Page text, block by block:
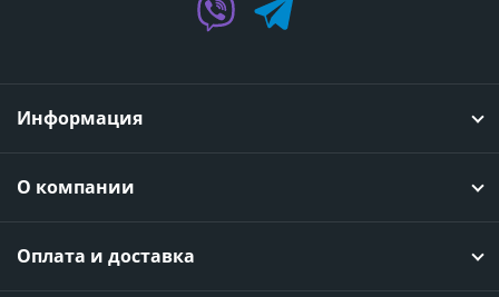
Информация
О компании
Оплата и доставка